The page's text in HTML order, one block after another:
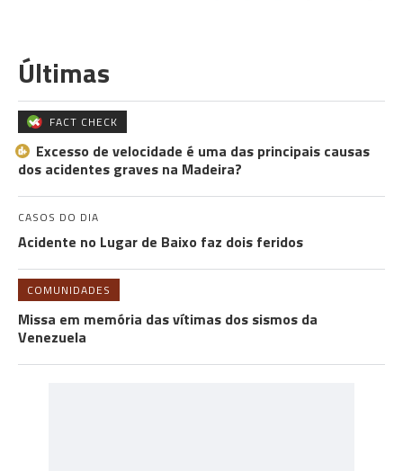
Últimas
FACT CHECK
Excesso de velocidade é uma das principais causas
dos acidentes graves na Madeira?
CASOS DO DIA
Acidente no Lugar de Baixo faz dois feridos
COMUNIDADES
Missa em memória das vítimas dos sismos da
Venezuela